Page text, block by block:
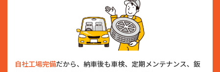
自社工場完備だから、納車後も車検、定期メンテナンス、鈑